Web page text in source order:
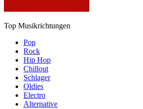
Top Musikrichtungen
Pop
Rock
Hip Hop
Chillout
Schlager
Oldies
Electro
Alternative